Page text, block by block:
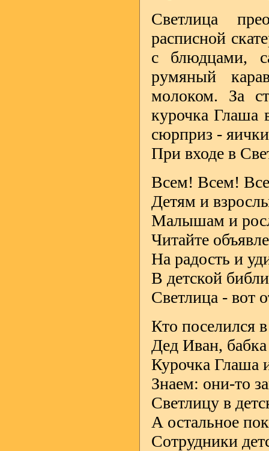
Светлица
расписной
с блюдцами,
румяный
молоком. За
курочка Глаша
сюрприз -
При входе в
Всем! Всем!
Детям и
Малышам и
Читайте
На радость и
В детской
Светлица - вот
Кто поселился
Дед Иван,
Курочка Глаша
Знаем: они-то
Светлицу в
А остальное
Сотрудники